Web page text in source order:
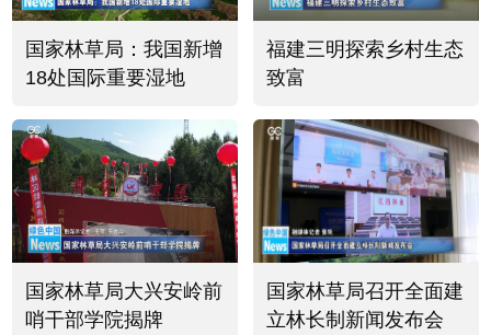
国家林草局：我国新增
18处国际重要湿地
福建三明探索乡村生态
致富
国家林草局大兴安岭前
哨干部学院揭牌
国家林草局召开全面建
立林长制新闻发布会